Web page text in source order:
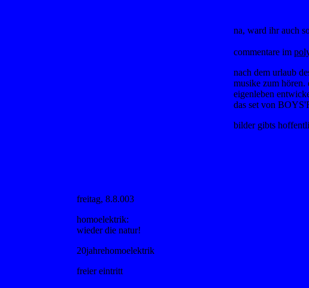
na, ward ihr auch
commentare im
nach dem urlaub
musike zum hören.
eigenleben
das set von
bilder gibts
freitag, 8.8.003
homoelektrik:
wieder die natur!
20jahrehomoelektrik
freier eintritt